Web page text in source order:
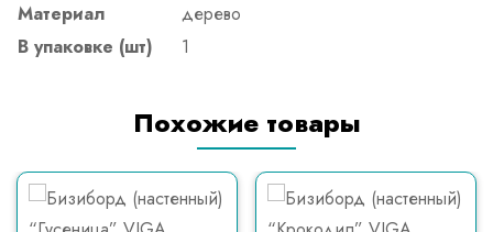
Материал
дерево
В упаковке (шт)
1
Похожие товары